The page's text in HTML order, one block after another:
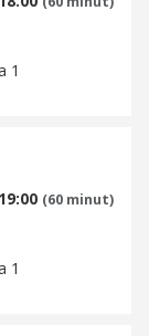
1
(60 minut)
1